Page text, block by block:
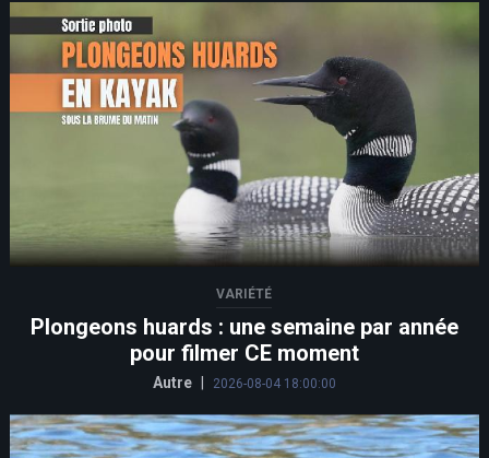
VARIÉTÉ
Plongeons huards : une semaine par année
pour filmer CE moment
Autre 2026-08-04 18:00:00